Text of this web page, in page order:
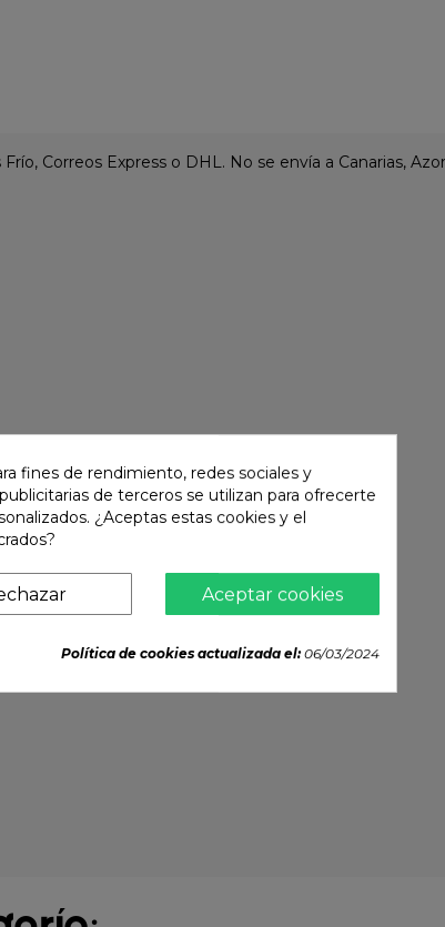
Correos Express o DHL. No se envía a Canarias,
fines de rendimiento, redes sociales y
de terceros se utilizan para ofrecerte
¿Aceptas estas cookies y el
Aceptar cookies
Política de cookies actualizada el:06/03/2024